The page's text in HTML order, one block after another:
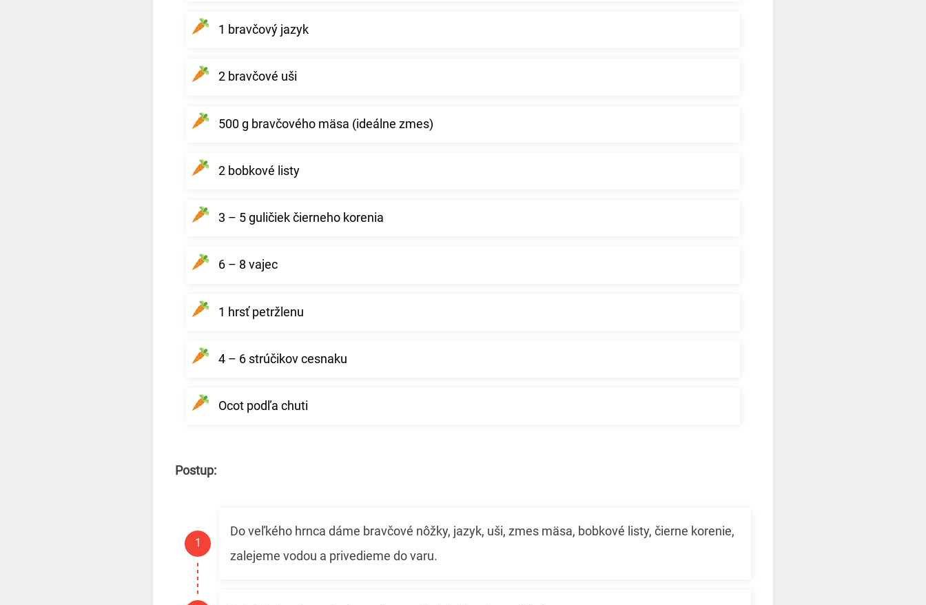
1 bravčový jazyk
2 bravčové uši
500 g bravčového mäsa (ideálne zmes)
2 bobkové listy
3 – 5 guličiek čierneho korenia
6 – 8 vajec
1 hrsť petržlenu
4 – 6 strúčikov cesnaku
Ocot podľa chuti
Postup:
Do veľkého hrnca dáme bravčové nôžky, jazyk, uši, zmes mäsa, bobkové listy, čierne korenie,
zalejeme vodou a privedieme do varu.